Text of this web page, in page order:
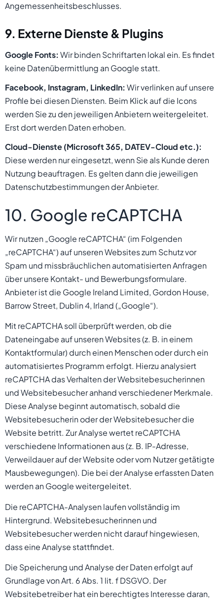
Angemessenheitsbeschlusses.
9. Externe Dienste & Plugins
Google Fonts: Wir binden Schriftarten lokal ein. Es findet
keine Datenübermittlung an Google statt.
Facebook, Instagram, LinkedIn: Wir verlinken auf unsere
Profile bei diesen Diensten. Beim Klick auf die Icons
werden Sie zu den jeweiligen Anbietern weitergeleitet.
Erst dort werden Daten erhoben.
Cloud-Dienste (Microsoft 365, DATEV-Cloud etc.):
Diese werden nur eingesetzt, wenn Sie als Kunde deren
Nutzung beauftragen. Es gelten dann die jeweiligen
Datenschutzbestimmungen der Anbieter.
10. Google reCAPTCHA
Wir nutzen „Google reCAPTCHA“ (im Folgenden
„reCAPTCHA“) auf unseren Websites zum Schutz vor
Spam und missbräuchlichen automatisierten Anfragen
über unsere Kontakt- und Bewerbungsformulare.
Anbieter ist die Google Ireland Limited, Gordon House,
Barrow Street, Dublin 4, Irland („Google“).
Mit reCAPTCHA soll überprüft werden, ob die
Dateneingabe auf unseren Websites (z. B. in einem
Kontaktformular) durch einen Menschen oder durch ein
automatisiertes Programm erfolgt. Hierzu analysiert
reCAPTCHA das Verhalten der Websitebesucherinnen
und Websitebesucher anhand verschiedener Merkmale.
Diese Analyse beginnt automatisch, sobald die
Websitebesucherin oder der Websitebesucher die
Website betritt. Zur Analyse wertet reCAPTCHA
verschiedene Informationen aus (z. B. IP-Adresse,
Verweildauer auf der Website oder vom Nutzer getätigte
Mausbewegungen). Die bei der Analyse erfassten Daten
werden an Google weitergeleitet.
Die reCAPTCHA-Analysen laufen vollständig im
Hintergrund. Websitebesucherinnen und
Websitebesucher werden nicht darauf hingewiesen,
dass eine Analyse stattfindet.
Die Speicherung und Analyse der Daten erfolgt auf
Grundlage von Art. 6 Abs. 1 lit. f DSGVO. Der
Websitebetreiber hat ein berechtigtes Interesse daran,